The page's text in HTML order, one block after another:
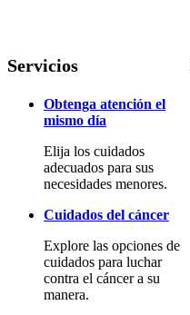
Servicios
Obtenga atención el
mismo día
Elija los cuidados
adecuados para sus
necesidades menores.
Cuidados del cáncer
Explore las opciones de
cuidados para luchar
contra el cáncer a su
manera.